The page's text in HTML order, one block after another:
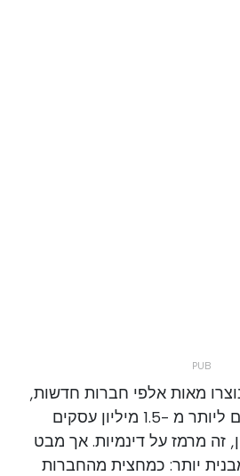
בלבד נוצרו מאות אלפי חברות חדשות,
מה שהביא את הסכום ליותר מ -1.5 מיליון עסקים
זה מרמז על דינמיות. אך מבט
יותר: כמחצית מהחברות